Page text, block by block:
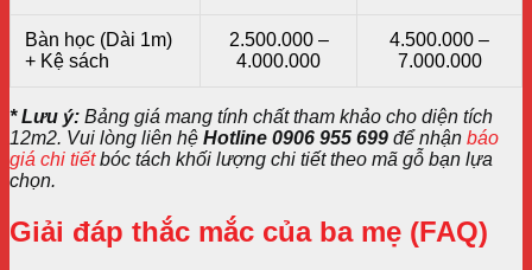
Bàn học (Dài 1m)
+ Kệ sách
2.500.000 –
4.000.000
4.500.000 –
7.000.000
* Lưu ý: Bảng giá mang tính chất tham khảo cho diện tích
12m2. Vui lòng liên hệ Hotline 0906 955 699 để nhận báo
giá chi tiếtbóc tách khối lượng chi tiết theo mã gỗ bạn lựa
chọn.
Giải đáp thắc mắc của ba mẹ (FAQ)